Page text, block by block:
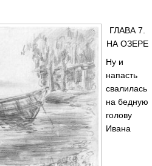
ГЛАВА 7.
НА ОЗЕРЕ
Ну и
напасть
свалилась
на бедную
голову
Ивана